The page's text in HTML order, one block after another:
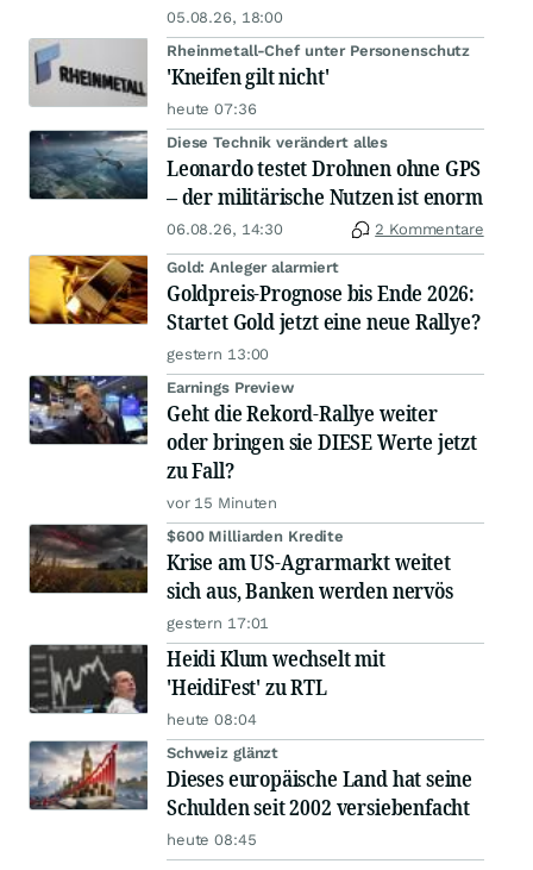
05.08.26, 18:00
Rheinmetall-Chef unter Personenschutz
'Kneifen gilt nicht'
heute 07:36
Diese Technik verändert alles
Leonardo testet Drohnen ohne GPS
– der militärische Nutzen ist enorm
06.08.26, 14:30 2 Kommentare
Gold: Anleger alarmiert
Goldpreis-Prognose bis Ende 2026:
Startet Gold jetzt eine neue Rallye?
gestern 13:00
Earnings Preview
Geht die Rekord-Rallye weiter
oder bringen sie DIESE Werte jetzt
zu Fall?
vor 15 Minuten
$600 Milliarden Kredite
Krise am US-Agrarmarkt weitet
sich aus, Banken werden nervös
gestern 17:01
Heidi Klum wechselt mit
'HeidiFest' zu RTL
heute 08:04
Schweiz glänzt
Dieses europäische Land hat seine
Schulden seit 2002 versiebenfacht
heute 08:45